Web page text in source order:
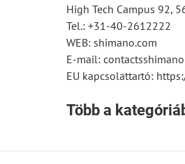
High Tech Campus 92,
Tel.: +31-40-2612222
WEB: shimano.com
E-mail:
EU kapcsolattartó:
Több a